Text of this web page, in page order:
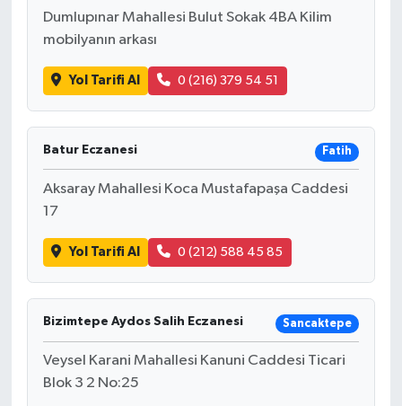
Dumlupınar Mahallesi Bulut Sokak 4BA Kilim
mobilyanın arkası
Yol Tarifi Al 0 (216) 379 54 51
Batur Eczanesi Fatih
Aksaray Mahallesi Koca Mustafapaşa Caddesi
17
Yol Tarifi Al 0 (212) 588 45 85
Bizimtepe Aydos Salih Eczanesi Sancaktepe
Veysel Karani Mahallesi Kanuni Caddesi Ticari
Blok 3 2 No:25